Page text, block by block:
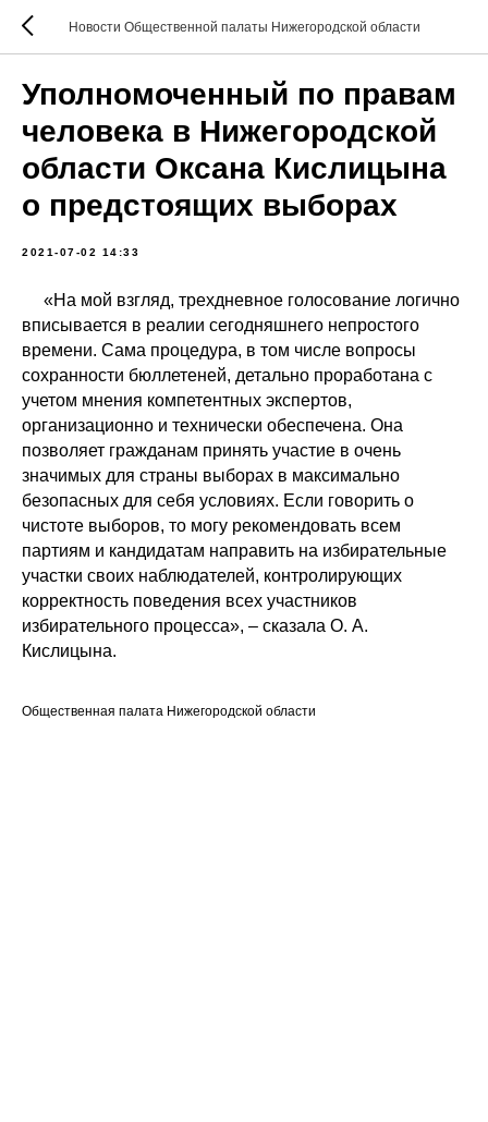
Новости Общественной палаты Нижегородской области
Уполномоченный по правам
человека в Нижегородской
области Оксана Кислицына
о предстоящих выборах
2021-07-02 14:33
«На мой взгляд, трехдневное голосование логично
вписывается в реалии сегодняшнего непростого
времени. Сама процедура, в том числе вопросы
сохранности бюллетеней, детально проработана с
учетом мнения компетентных экспертов,
организационно и технически обеспечена. Она
позволяет гражданам принять участие в очень
значимых для страны выборах в максимально
безопасных для себя условиях. Если говорить о
чистоте выборов, то могу рекомендовать всем
партиям и кандидатам направить на избирательные
участки своих наблюдателей, контролирующих
корректность поведения всех участников
избирательного процесса», – сказала О. А.
Кислицына.
Общественная палата Нижегородской области